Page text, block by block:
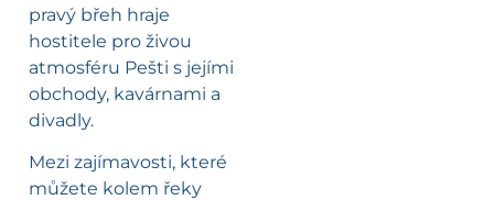
pravý břeh hraje
hostitele pro živou
atmosféru Pešti s jejími
obchody, kavárnami a
divadly.
Mezi zajímavosti, které
můžete kolem řeky